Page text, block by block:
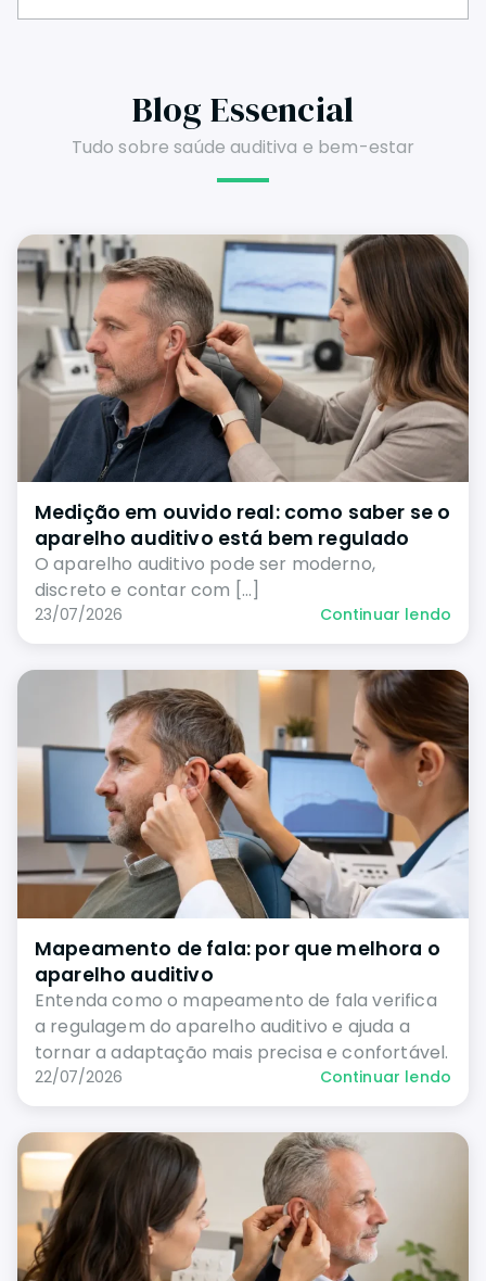
Blog Essencial
Tudo sobre saúde auditiva e bem-estar
Medição em ouvido real: como saber se o
aparelho auditivo está bem regulado
O aparelho auditivo pode ser moderno,
discreto e contar com […]
23/07/2026 Continuar lendo
Mapeamento de fala: por que melhora o
aparelho auditivo
Entenda como o mapeamento de fala verifica
a regulagem do aparelho auditivo e ajuda a
tornar a adaptação mais precisa e confortável.
22/07/2026 Continuar lendo